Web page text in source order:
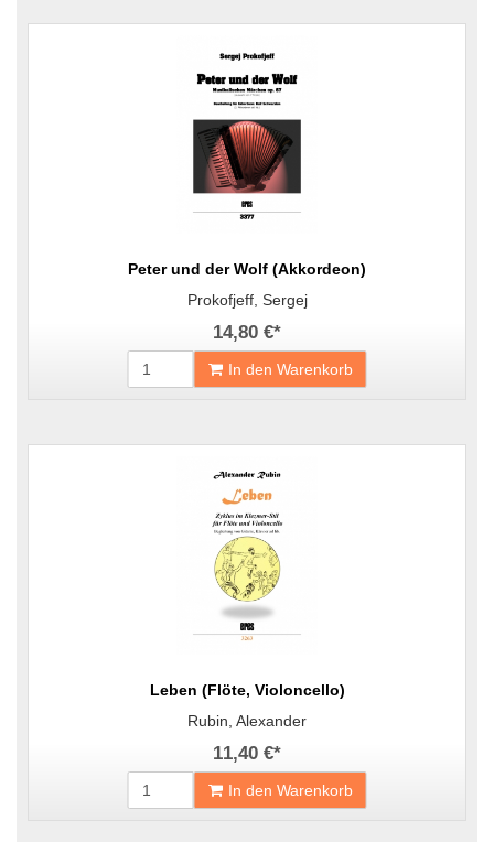
Peter und der Wolf (Akkordeon)
Prokofjeff, Sergej
14,80 €*
In den Warenkorb
Leben (Flöte, Violoncello)
Rubin, Alexander
11,40 €*
In den Warenkorb